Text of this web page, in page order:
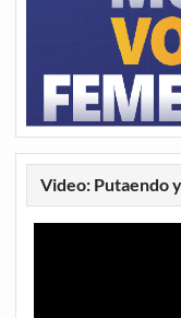
Video: Putaendo